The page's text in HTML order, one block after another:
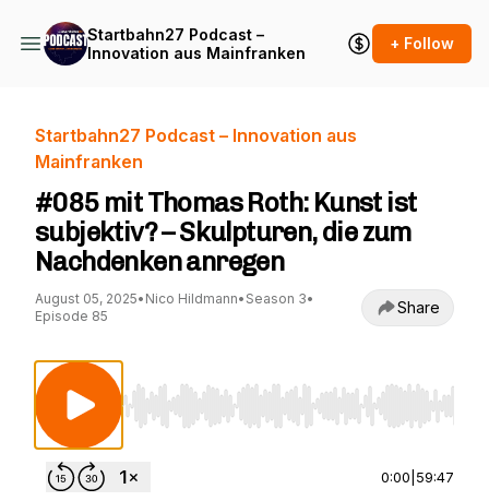
Startbahn27 Podcast –
Innovation aus Mainfranken
+ Follow
Startbahn27 Podcast – Innovation aus
Mainfranken
#085 mit Thomas Roth: Kunst ist
subjektiv? – Skulpturen, die zum
Nachdenken anregen
August 05, 2025• Nico Hildmann• Season 3•
Episode 85
Share
Use Left/Right to seek, Home/End to jump to
0:00 59:47